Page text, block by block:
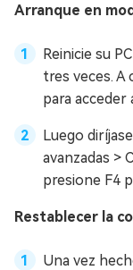
Arranque en
Reinicie su
tres veces. A
para acceder
Luego
avanzadas >
presione F4
Restablecer la
Una vez